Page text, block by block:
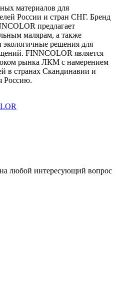
материалов для
России и стран СНГ. Бренд
предлагает
малярам, а также
решения для
FINNCOLOR является
рынка ЛКМ с намерением
в странах Скандинавии и
Россию.
любой интересующий вопрос